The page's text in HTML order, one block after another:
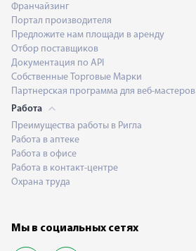
Франчайзинг
Портал производителя
Предложите нам площади в аренду
Отбор поставщиков
Документация по API
Собственные Торговые Марки
Партнерская программа для веб-мастеров
Работа
Преимущества работы в Ригла
Работа в аптеке
Работа в офисе
Работа в контакт-центре
Охрана труда
Мы в социальных сетях